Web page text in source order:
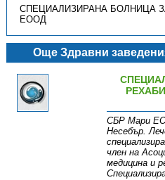
СПЕЦИАЛИЗИРАНА БОЛНИЦА
ЕООД
Още Здравни
СБР Мари
Несебър.
член на
медицина и